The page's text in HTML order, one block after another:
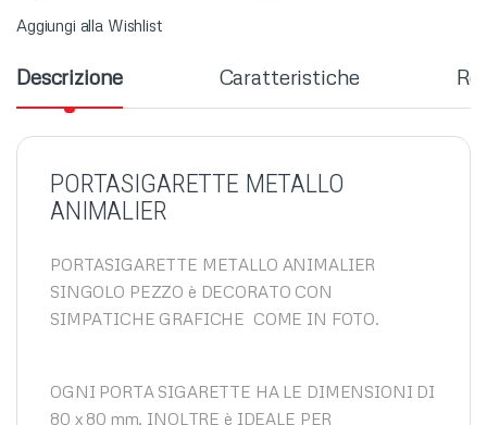
Aggiungi alla Wishlist
Descrizione Caratteristiche
PORTASIGARETTE METALLO
ANIMALIER
PORTASIGARETTE METALLO ANIMALIER
SINGOLO PEZZO è DECORATO CON
SIMPATICHE GRAFICHE COME IN FOTO.
OGNI PORTA SIGARETTE HA LE DIMENSIONI DI
80 x 80 mm, INOLTRE è IDEALE PER